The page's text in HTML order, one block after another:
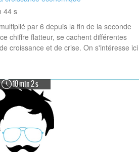
44 s
par 6 depuis la fin de la seconde
chiffre flatteur, se cachent différentes
croissance et de crise. On s'intéresse ici
10 min 2 s